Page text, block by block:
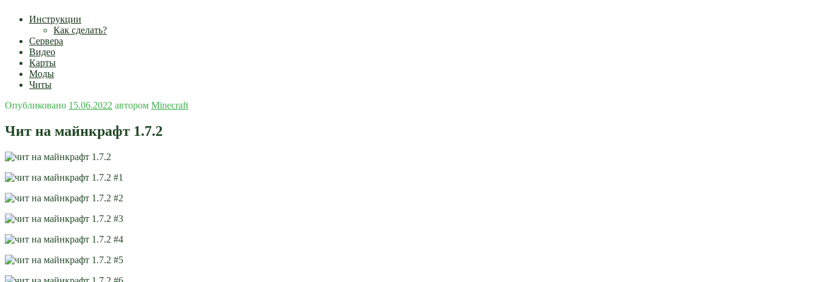
Инструкции
Как сделать?
Сервера
Видео
Карты
Моды
Читы
Опубликовано 15.06.2022 автором Minecraft
Чит на майнкрафт 1.7.2